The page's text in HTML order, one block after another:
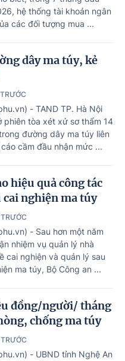
hệ thống tài khoản ngân
các đối tượng mua ...
dây ma túy, kẻ
- TAND TP. Hà Nội
phiên tòa xét xử sơ thẩm 14
đường dây ma túy liên
cầm đầu nhận mức ...
hiệu quả công tác
cai nghiện ma túy
- Sau hơn một năm
nhiệm vụ quản lý nhà
cai nghiện và quản lý sau
ma túy, Bộ Công an ...
đồng/người/ tháng
chống ma túy
- UBND tỉnh Nghệ An